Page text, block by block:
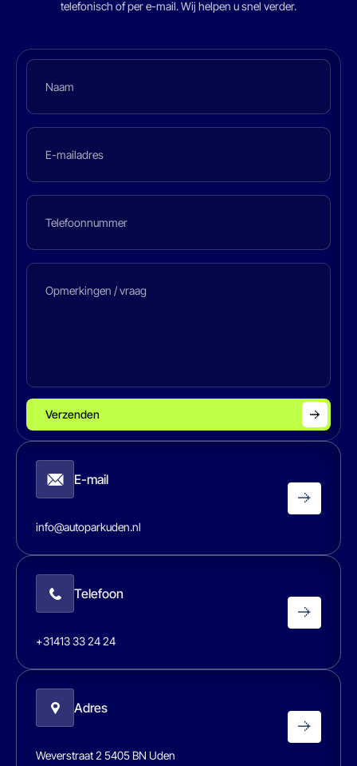
telefonisch of per e-mail. Wij helpen u snel verder.
Verzenden
E-mail
info@autoparkuden.nl
Telefoon
+31413 33 24 24
Adres
Weverstraat 2 5405 BN Uden